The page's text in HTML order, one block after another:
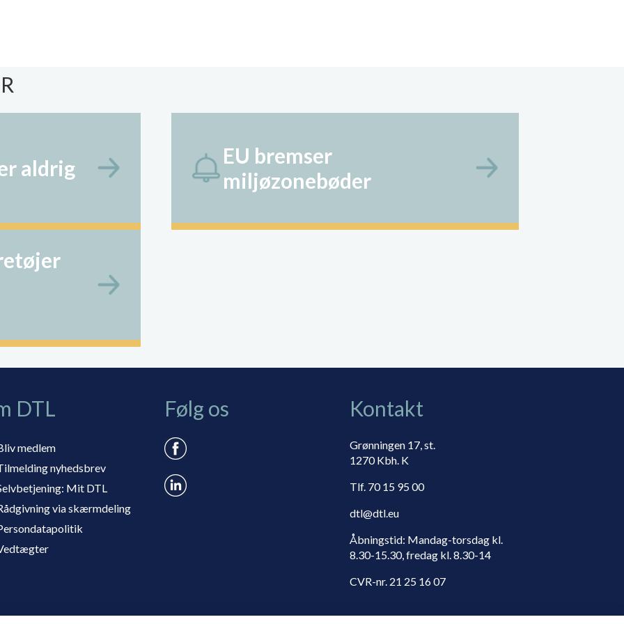
aldrig
EU bremser
miljøzonebøder
DTL
medlem
nyhedsbrev
Mit DTL
via skærmdeling
Følg os Kontakt
Grønningen 17, st.
1270 Kbh. K
Tlf. 70 15 95 00
dtl@dtl.eu
Åbningstid: Mandag-torsdag kl.
8.30-15.30, fredag kl. 8.30-14
CVR-nr. 21 25 16 07